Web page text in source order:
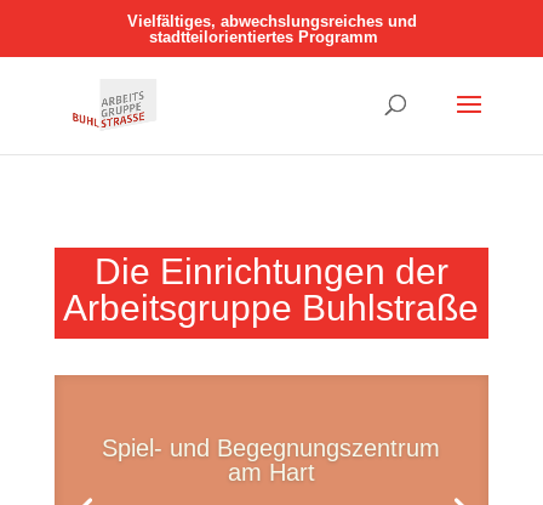
Vielfältiges, abwechslungsreiches und
stadtteilorientiertes Programm
Die Einrichtungen der
Arbeitsgruppe Buhlstraße
Spiel- und Begegnungszentrum
am Hart